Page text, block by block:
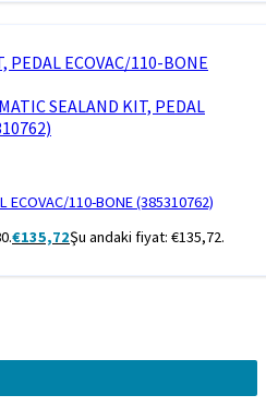
ECOVAC/110-BONE (385310762)
€135,72Şu andaki fiyat: €135,72.